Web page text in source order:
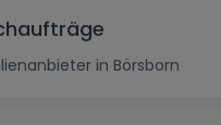
in Börsborn